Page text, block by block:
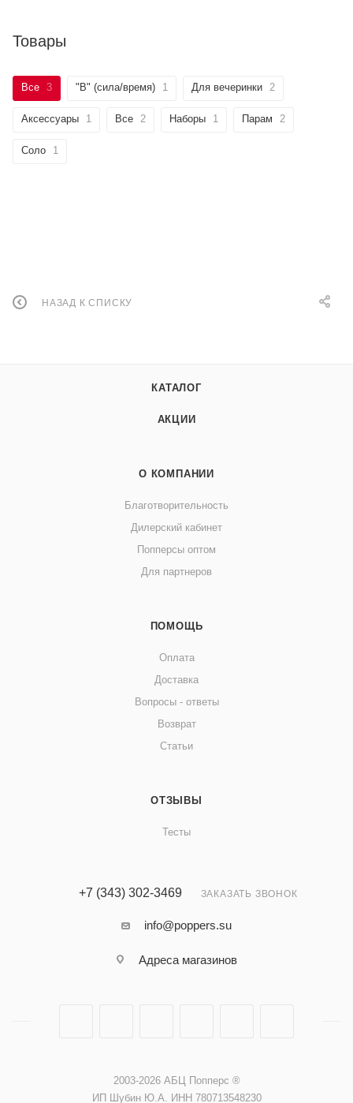
Товары
Все 3 "B" (сила/время) 1 Для вечеринки 2
Аксессуары 1 Все 2 Наборы 1 Парам 2
Соло 1
НАЗАД К СПИСКУ
КАТАЛОГ
АКЦИИ
О КОМПАНИИ
Благотворительность
Дилерский кабинет
Попперсы оптом
Для партнеров
ПОМОЩЬ
Оплата
Доставка
Вопросы - ответы
Возврат
Статьи
ОТЗЫВЫ
Тесты
+7 (343) 302-3469 ЗАКАЗАТЬ ЗВОНОК
info@poppers.su
Адреса магазинов
2003-2026 АБЦ Попперс ®️️
ИП Шубин Ю.А. ИНН 780713548230